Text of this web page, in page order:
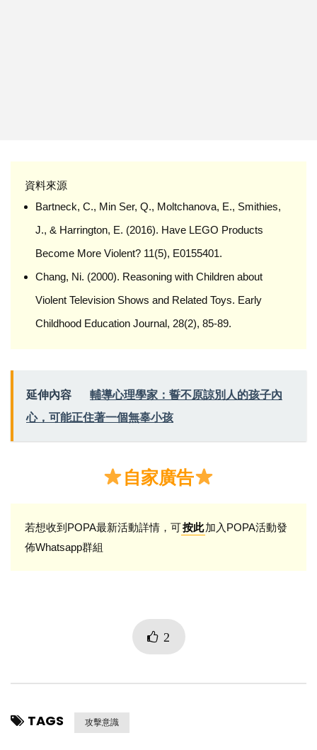
資料來源
Bartneck, C., Min Ser, Q., Moltchanova, E., Smithies,
J., & Harrington, E. (2016). Have LEGO Products
Become More Violent? 11(5), E0155401.
Chang, Ni. (2000). Reasoning with Children about
Violent Television Shows and Related Toys. Early
Childhood Education Journal, 28(2), 85-89.
延伸內容
輔導心理學家：誓不原諒別人的孩子內
心，可能正住著一個無辜小孩
自家廣告
若想收到POPA最新活動詳情，可按此加入POPA活動發
佈Whatsapp群組
2
TAGS 攻擊意識